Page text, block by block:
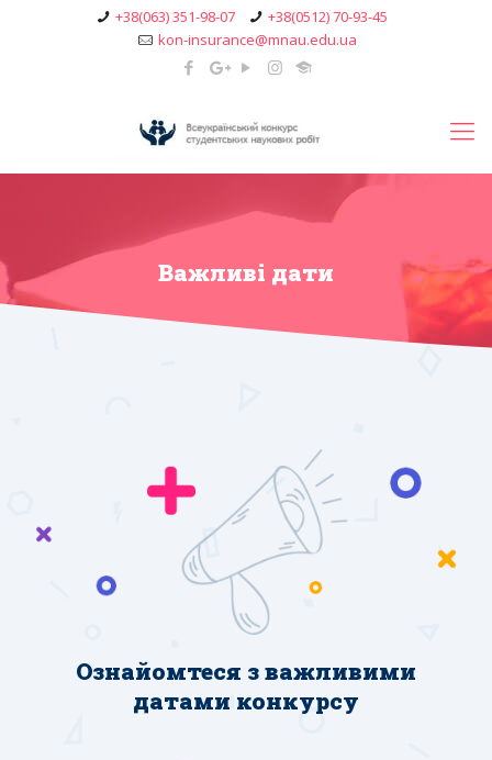
+38(063) 351-98-07
+38(0512) 70-93-45
kon-insurance@mnau.edu.ua
Важливі дати
Ознайомтеся з важливими
датами конкурсу